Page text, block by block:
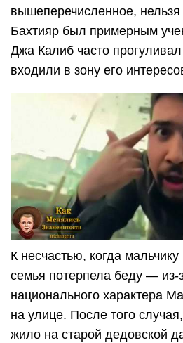
вышеперечисленное, нельзя
Бахтияр был примерным
Джа Калиб часто
входили в зону его
К несчастью, когда
семья потерпела беду — из-
национального характера
на улице. После того
жило на старой дедовской